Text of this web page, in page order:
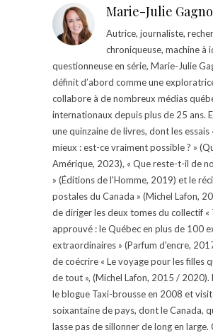
Marie-Julie
Autrice, journaliste,
chroniqueuse, machine à
questionneuse en série, Marie-Julie
définit d’abord comme une
collabore à de nombreux médias
internationaux depuis plus de 25 ans.
une quinzaine de livres, dont les essais
mieux : est-ce vraiment possible ? »
Amérique, 2023), « Que reste-t-il de
» (Éditions de l'Homme, 2019) et le
postales du Canada » (Michel Lafon,
de diriger les deux tomes du collectif «
approuvé : le Québec en plus de 100
extraordinaires » (Parfum d'encre,
de coécrire « Le voyage pour les filles
de tout », (Michel Lafon, 2015 / 2020).
le blogue Taxi-brousse en 2008 et
soixantaine de pays, dont le Canada,
lasse pas de sillonner de long en large.